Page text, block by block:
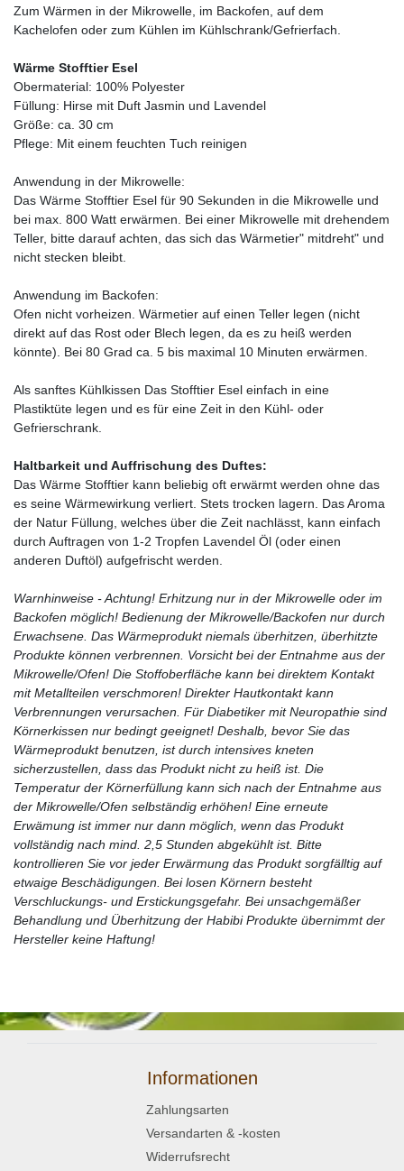
Zum Wärmen in der Mikrowelle, im Backofen, auf dem
Kachelofen oder zum Kühlen im Kühlschrank/Gefrierfach.
Wärme Stofftier Esel
Obermaterial: 100% Polyester
Füllung: Hirse mit Duft Jasmin und Lavendel
Größe: ca. 30 cm
Pflege: Mit einem feuchten Tuch reinigen
Anwendung in der Mikrowelle:
Das Wärme Stofftier Esel für 90 Sekunden in die Mikrowelle und
bei max. 800 Watt erwärmen. Bei einer Mikrowelle mit drehendem
Teller, bitte darauf achten, das sich das Wärmetier" mitdreht" und
nicht stecken bleibt.
Anwendung im Backofen:
Ofen nicht vorheizen. Wärmetier auf einen Teller legen (nicht
direkt auf das Rost oder Blech legen, da es zu heiß werden
könnte). Bei 80 Grad ca. 5 bis maximal 10 Minuten erwärmen.
Als sanftes Kühlkissen Das Stofftier Esel einfach in eine
Plastiktüte legen und es für eine Zeit in den Kühl- oder
Gefrierschrank.
Haltbarkeit und Auffrischung des Duftes:
Das Wärme Stofftier kann beliebig oft erwärmt werden ohne das
es seine Wärmewirkung verliert. Stets trocken lagern. Das Aroma
der Natur Füllung, welches über die Zeit nachlässt, kann einfach
durch Auftragen von 1-2 Tropfen Lavendel Öl (oder einen
anderen Duftöl) aufgefrischt werden.
Warnhinweise - Achtung! Erhitzung nur in der Mikrowelle oder im
Backofen möglich! Bedienung der Mikrowelle/Backofen nur durch
Erwachsene. Das Wärmeprodukt niemals überhitzen, überhitzte
Produkte können verbrennen. Vorsicht bei der Entnahme aus der
Mikrowelle/Ofen! Die Stoffoberfläche kann bei direktem Kontakt
mit Metallteilen verschmoren! Direkter Hautkontakt kann
Verbrennungen verursachen. Für Diabetiker mit Neuropathie sind
Körnerkissen nur bedingt geeignet! Deshalb, bevor Sie das
Wärmeprodukt benutzen, ist durch intensives kneten
sicherzustellen, dass das Produkt nicht zu heiß ist. Die
Temperatur der Körnerfüllung kann sich nach der Entnahme aus
der Mikrowelle/Ofen selbständig erhöhen! Eine erneute
Erwämung ist immer nur dann möglich, wenn das Produkt
vollständig nach mind. 2,5 Stunden abgekühlt ist. Bitte
kontrollieren Sie vor jeder Erwärmung das Produkt sorgfälltig auf
etwaige Beschädigungen. Bei losen Körnern besteht
Verschluckungs- und Erstickungsgefahr. Bei unsachgemäßer
Behandlung und Überhitzung der Habibi Produkte übernimmt der
Hersteller keine Haftung!
Informationen
Zahlungsarten
Versandarten & -kosten
Widerrufsrecht